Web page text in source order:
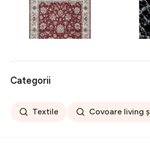
Covor rezistent Eko, ALT
05 - Red, Ivory, 100%
poliester, 80 x 150 cm
256 lei
Covor
Black,
441 lei
Categorii
Textile Covoare living